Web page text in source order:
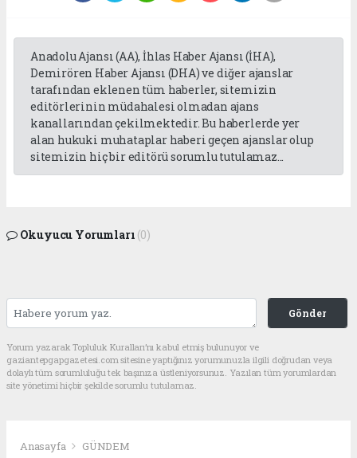
Anadolu Ajansı (AA), İhlas Haber Ajansı (İHA),
Demirören Haber Ajansı (DHA) ve diğer ajanslar
tarafından eklenen tüm haberler, sitemizin
editörlerinin müdahalesi olmadan ajans
kanallarından çekilmektedir. Bu haberlerde yer
alan hukuki muhataplar haberi geçen ajanslar olup
sitemizin hiç bir editörü sorumlu tutulamaz...
Okuyucu Yorumları (0)
Gönder
Yorum yazarak Topluluk Kuralları’nı kabul etmiş bulunuyor ve
gaziantepgapgazetesi.com sitesine yaptığınız yorumunuzla ilgili doğrudan veya
dolaylı tüm sorumluluğu tek başınıza üstleniyorsunuz. Yazılan tüm yorumlardan
site yönetimi hiçbir şekilde sorumlu tutulamaz.
Anasayfa GÜNDEM